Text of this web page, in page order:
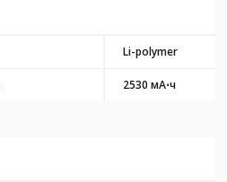
Li-polymer
2530 мА⋅ч